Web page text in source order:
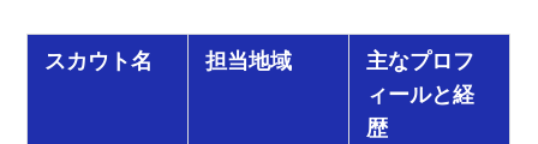
スカウト名 担当地域
主なプロフ
ィールと経
歴